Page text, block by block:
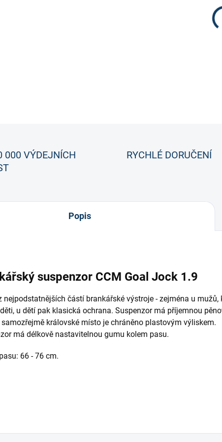
000 VÝDEJNÍCH
RYCHLÉ DORUČENÍ
Popis
suspenzor CCM Goal Jock 1.9
nejpodstatnějších částí brankářské výstroje - zejména u mužů,
u dětí pak klasická ochrana. Suspenzor má příjemnou
královské místo je chráněno plastovým výliskem.
má délkově nastavitelnou gumu kolem pasu.
66 - 76 cm.